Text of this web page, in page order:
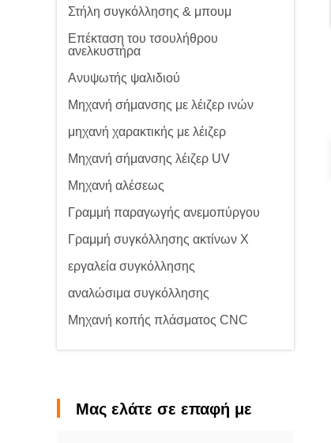
Στήλη συγκόλλησης & μπουμ
Επέκταση του τσουλήθρου
ανελκυστήρα
Ανυψωτής ψαλιδιού
Μηχανή σήμανσης με λέιζερ ινών
μηχανή χαρακτικής με λέιζερ
Μηχανή σήμανσης λέιζερ UV
Μηχανή αλέσεως
Γραμμή παραγωγής ανεμοπύργου
Γραμμή συγκόλλησης ακτίνων Χ
εργαλεία συγκόλλησης
αναλώσιμα συγκόλλησης
Μηχανή κοπής πλάσματος CNC
Μας ελάτε σε επαφή με